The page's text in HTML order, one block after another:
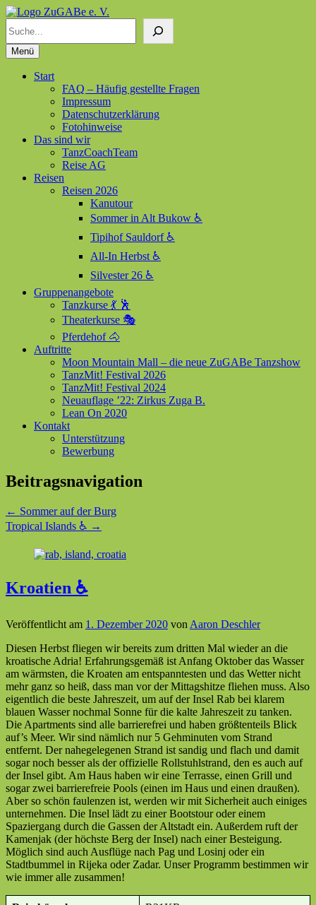
ZuGABe e. V.
Zusammen geht alles besser
Menü
Start
FAQ – Häufig gestellte Fragen
Impressum
Datenschutzerklärung
Fotohinweise
Das sind wir
TanzCoachTeam
Reise AG
Reisen
Reisen 2026
Kanutour
Sommer in Alt Bukow ♿
Tipihof Sauldorf ♿
All-In Herbst ♿
Silvester 26 ♿
Gruppenangebote
Tanzkurse 💃 🕺
Theaterkurse 🎭
Pferdehof 🐴
Auftritte
Moon Mountain Mall – die neue ZuGABe Tanzshow
TanzMit! Festival 2026
TanzMit! Festival 2024
Neuauflage ’22: Zirkus Zuga B.
Lean On 2020
Kontakt
Unterstützung
Bewerbung
Beitragsnavigation
← Sommer auf der Burg
Tropical Islands ♿ →
Kroatien ♿
Veröffentlicht am 1. Dezember 2020 von Aaron Deschler
Diesen Herbst fliegen wir bereits zum dritten Mal wieder an die
kroatische Adria! Erfahrungsgemäß ist Anfang Oktober das Wasser
am wärmsten, die Kroaten am entspanntesten und das Wetter nicht
mehr ganz so heiß, dass man vor der Mittagshitze fliehen muss. Also
eigentlich die beste Jahreszeit, um auf der Insel Rab bei klarem
blauen Wasser nochmal Sonne für die kalte Jahreszeit zu tanken.
Die Apartments sind alle barrierefrei und haben größtenteils Blick
auf’s Meer. Wir sind nämlich nur 5 Gehminuten vom Strand
entfernt. Der nahegelegenen Strand ist sandig und flach und damit
sogar noch besser als der offizielle Rollstuhlstrand, den es auch auf
der Insel gibt. Am Haus haben wir eine Terrasse, einen Grill und
sogar zwei barrierefreie Pools (einen im Haus und einen draußen).
Aber so schön faulenzen ist, werden wir mit Sicherheit auch einiges
unternehmen. Die Insel lädt zu einer Bootstour oder einem
Spaziergang durch die Gassen der Altstadt ein. Außerdem ruft der
Kamenjak (der höchste Berg der Insel) nach einer Besteigung.
Möglich sind auch Ausflüge nach Pag und Losinj oder ein
Stadtbummel in Rijeka oder Zadar. Unser Programm bestimmen wir
wie immer alle zusammen!